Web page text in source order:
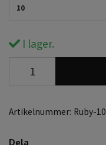
10
I lager.
Artikelnummer: Ruby-10
Dela